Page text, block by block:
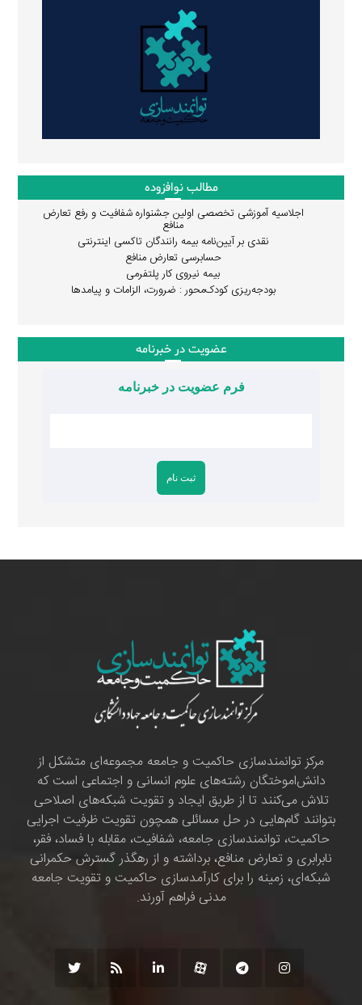
مطالب نوافزوده
اجلاسیه آموزشی تخصصی اولین جشنواره شفافیت و رفع تعارض
منافع
نقدی بر آیین‌نامه بیمه رانندگان تاکسی اینترنتی
حسابرسی تعارض منافع
بیمه نیروی کار پلتفرمی
بودجه‌ریزی کودک‌محور : ضرورت، الزامات و پیامدها
عضویت در خبرنامه
فرم عضویت در خبرنامه
مرکز توانمندسازی حاکمیت و جامعه مجموعه‌ای متشکل از
دانش‌اموختگان رشته‌های علوم انسانی و اجتماعی است که
تلاش می‌کنند تا از طریق ایجاد و تقویت شبکه‌های اصلاحی
بتوانند گام‌هایی در حل مسائلی همچون تقویت ظرفیت اجرایی
حاکمیت، توانمندسازی جامعه، شفافیت، مقابله با فساد، فقر،
نابرابری و تعارض منافع، برداشته و از رهگذر گسترش حکمرانی
شبکه‌ای، زمینه را برای کارآمدسازی حاکمیت و تقویت جامعه
مدنی فراهم آورند.